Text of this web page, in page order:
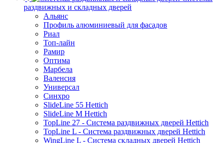
раздвижных и складных дверей
Альянс
Профиль алюминиевый для фасадов
Риал
Топ-лайн
Рамир
Оптима
Марбела
Валенсия
Универсал
Синхро
SlideLine 55 Hettich
SlideLine M Hettich
TopLine 27 - Система раздвижных дверей Hettich
TopLine L - Система раздвижных дверей Hettich
WingLine L - Система складных дверей Hettich